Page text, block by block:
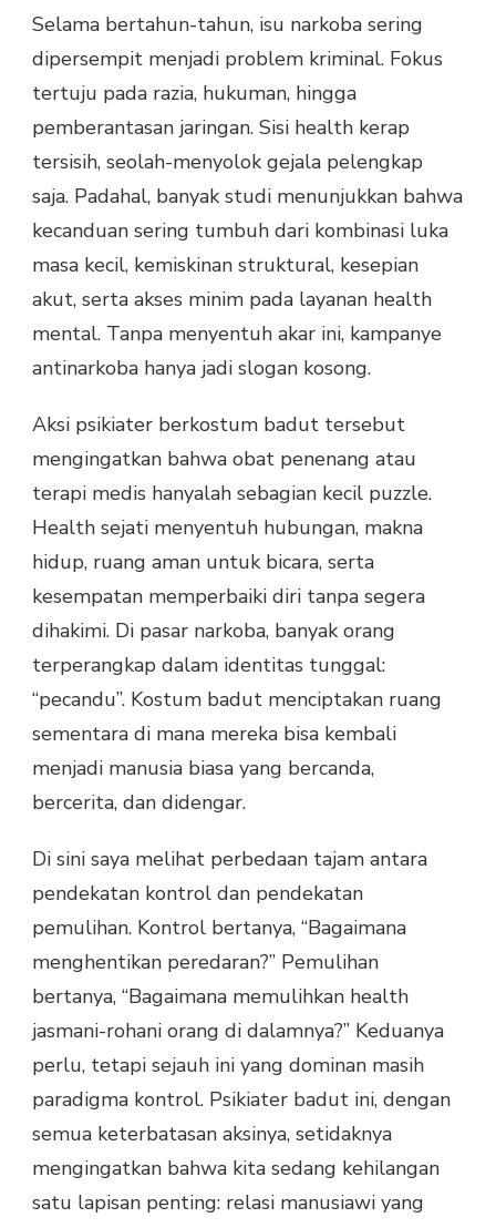
Selama bertahun-tahun, isu narkoba sering
dipersempit menjadi problem kriminal. Fokus
tertuju pada razia, hukuman, hingga
pemberantasan jaringan. Sisi health kerap
tersisih, seolah-menyolok gejala pelengkap
saja. Padahal, banyak studi menunjukkan bahwa
kecanduan sering tumbuh dari kombinasi luka
masa kecil, kemiskinan struktural, kesepian
akut, serta akses minim pada layanan health
mental. Tanpa menyentuh akar ini, kampanye
antinarkoba hanya jadi slogan kosong.
Aksi psikiater berkostum badut tersebut
mengingatkan bahwa obat penenang atau
terapi medis hanyalah sebagian kecil puzzle.
Health sejati menyentuh hubungan, makna
hidup, ruang aman untuk bicara, serta
kesempatan memperbaiki diri tanpa segera
dihakimi. Di pasar narkoba, banyak orang
terperangkap dalam identitas tunggal:
“pecandu”. Kostum badut menciptakan ruang
sementara di mana mereka bisa kembali
menjadi manusia biasa yang bercanda,
bercerita, dan didengar.
Di sini saya melihat perbedaan tajam antara
pendekatan kontrol dan pendekatan
pemulihan. Kontrol bertanya, “Bagaimana
menghentikan peredaran?” Pemulihan
bertanya, “Bagaimana memulihkan health
jasmani-rohani orang di dalamnya?” Keduanya
perlu, tetapi sejauh ini yang dominan masih
paradigma kontrol. Psikiater badut ini, dengan
semua keterbatasan aksinya, setidaknya
mengingatkan bahwa kita sedang kehilangan
satu lapisan penting: relasi manusiawi yang